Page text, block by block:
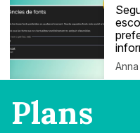
Plans